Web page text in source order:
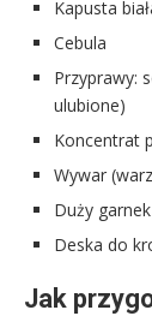
Kapusta
Cebula
Przyprawy:
ulubione)
Koncentrat
Wywar
Duży
Deska do
Jak